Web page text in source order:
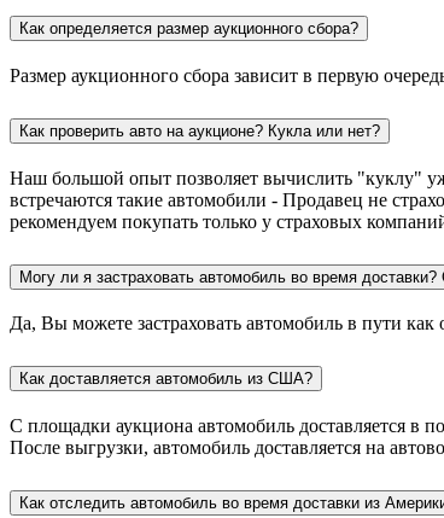
Как определяется размер аукционного сбора?
Размер аукционного сбора зависит в первую
Как проверить авто на аукционе? Кукла или нет?
Наш большой опыт позволяет вычислить "куклу"
встречаются такие автомобили - Продавец не
рекомендуем покупать только у страховых
Могу ли я застраховать автомобиль во время
Да, Вы можете застраховать автомобиль в пути
Как доставляется автомобиль из США?
С площадки аукциона автомобиль доставляется в
После выгрузки, автомобиль доставляется на
Как отследить автомобиль во время доставки из